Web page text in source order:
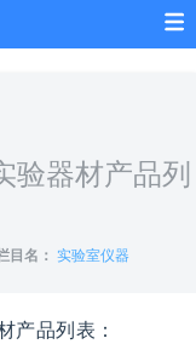
验器材产品列
目名： 实验室仪器
产品列表：